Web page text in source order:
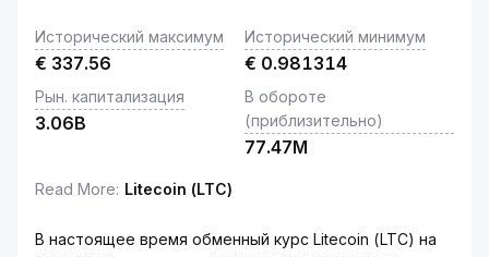
Исторический максимум
€ 337.56
Исторический минимум
€ 0.981314
Рын. капитализация
3.06B
В обороте
(приблизительно)
77.47M
Read More: Litecoin (LTC)
В настоящее время обменный курс Litecoin (LTC) на